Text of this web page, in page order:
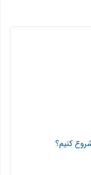
کنیم؟